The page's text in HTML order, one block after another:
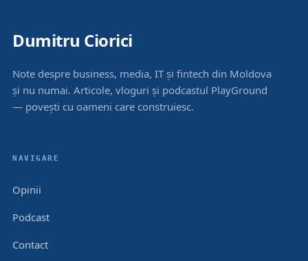
Dumitru Ciorici
Note despre business, media, IT și fintech din Moldova
și nu numai. Articole, vloguri și podcastul PlayGround
— povești cu oameni care construiesc.
NAVIGARE
Opinii
Podcast
Contact